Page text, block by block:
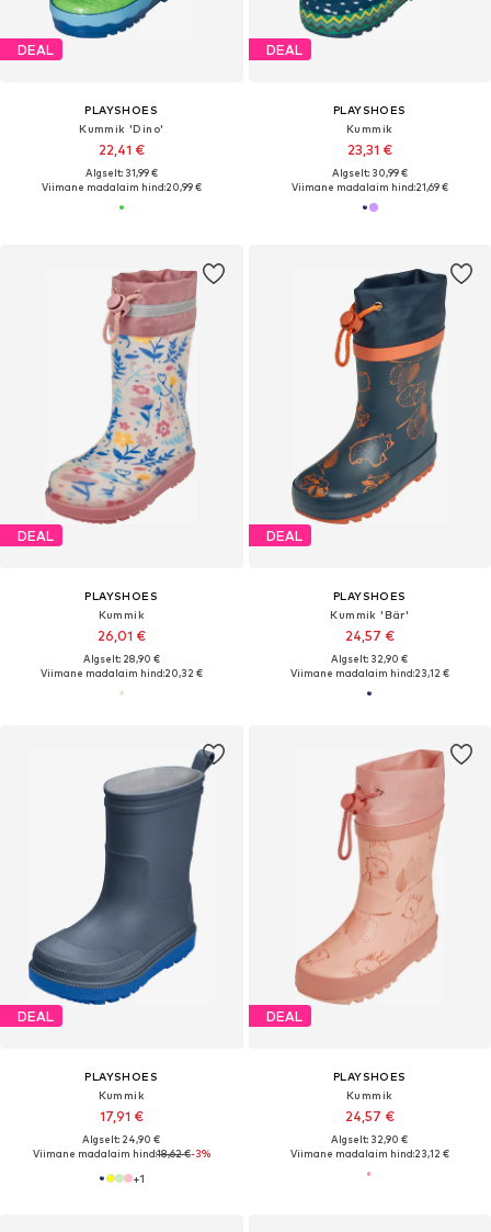
DEAL
PLAYSHOES
Kummik 'Dino'
22,41 €
Algselt: 31,99 €
Viimane madalaim hind:20,99 €
DEAL
PLAYSHOES
Kummik
23,31 €
Algselt: 30,99 €
Viimane madalaim hind:21,69 €
DEAL
PLAYSHOES
Kummik
26,01 €
Algselt: 28,90 €
Viimane madalaim hind:20,32 €
DEAL
PLAYSHOES
Kummik 'Bär'
24,57 €
Algselt: 32,90 €
Viimane madalaim hind:23,12 €
DEAL
PLAYSHOES
Kummik
17,91 €
Algselt: 24,90 €
Viimane madalaim hind:18,62 €-3%
+1
DEAL
PLAYSHOES
Kummik
24,57 €
Algselt: 32,90 €
Viimane madalaim hind:23,12 €